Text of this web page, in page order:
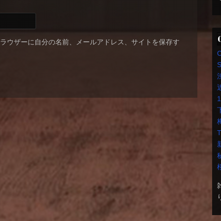
ウザーに自分の名前、メールアドレス、サイトを保存す